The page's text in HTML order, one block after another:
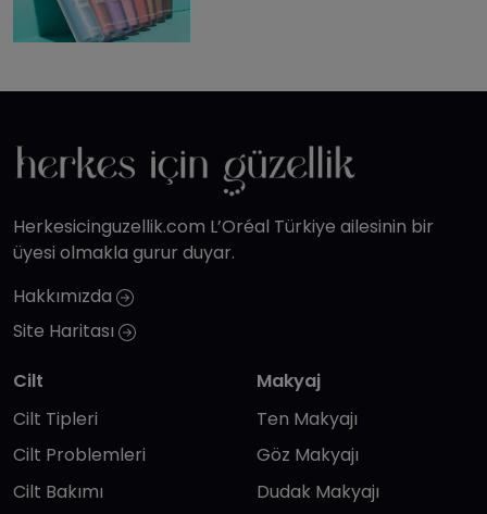
Herkesicinguzellik.com L’Oréal Türkiye ailesinin bir
üyesi olmakla gurur duyar.
Hakkımızda
Site Haritası
Cilt
Cilt Tipleri
Cilt Problemleri
Cilt Bakımı
Makyaj
Ten Makyajı
Göz Makyajı
Dudak Makyajı